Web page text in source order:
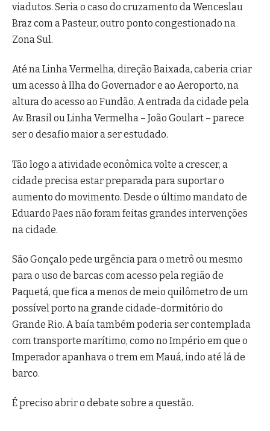
viadutos. Seria o caso do cruzamento da Wenceslau
Braz com a Pasteur, outro ponto congestionado na
Zona Sul.
Até na Linha Vermelha, direção Baixada, caberia criar
um acesso à Ilha do Governador e ao Aeroporto, na
altura do acesso ao Fundão. A entrada da cidade pela
Av. Brasil ou Linha Vermelha – João Goulart – parece
ser o desafio maior a ser estudado.
Tão logo a atividade econômica volte a crescer, a
cidade precisa estar preparada para suportar o
aumento do movimento. Desde o último mandato de
Eduardo Paes não foram feitas grandes intervenções
na cidade.
São Gonçalo pede urgência para o metrô ou mesmo
para o uso de barcas com acesso pela região de
Paquetá, que fica a menos de meio quilômetro de um
possível porto na grande cidade-dormitório do
Grande Rio. A baía também poderia ser contemplada
com transporte marítimo, como no Império em que o
Imperador apanhava o trem em Mauá, indo até lá de
barco.
É preciso abrir o debate sobre a questão.